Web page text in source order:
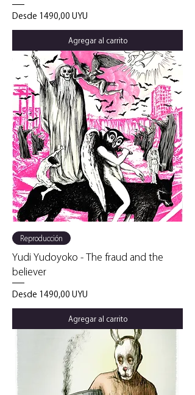
Desde 1490,00 UYU
Precio de oferta
Agregar al carrito
Reproducción
Yudi Yudoyoko - The fraud and the
believer
Desde 1490,00 UYU
Precio de oferta
Agregar al carrito